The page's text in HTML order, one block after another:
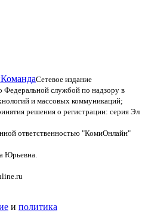
КомандаСетевое издание
службой по надзору в
и массовых коммуникаций;
решения о регистрации: серия Эл
ответственностью "КомиОнлайн"
Юрьевна.
и политика